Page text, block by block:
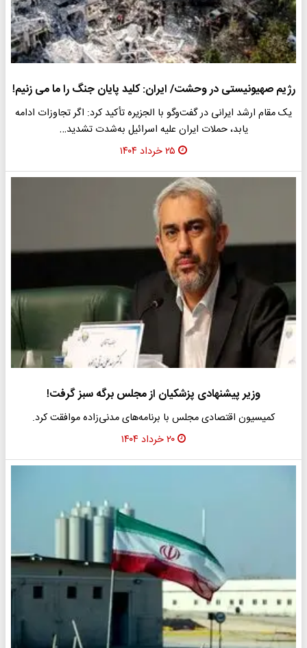
رژیم صهیونیستی در وحشت/ ایران: کلید پایان جنگ را ما می زنیم!
یک مقام ارشد ایرانی در گفت‌وگو با الجزیره تأکید کرد: اگر تجاوزات ادامه
یابد، حملات ایران علیه اسرائیل به‌شدت تشدید…
۲۵ خرداد ۱۴۰۴
وزیر پیشنهادی پزشکیان از مجلس برگه سبز گرفت!
کمیسیون اقتصادی مجلس با برنامه‌های مدنی‌زاده موافقت کرد.
۲۰ خرداد ۱۴۰۴